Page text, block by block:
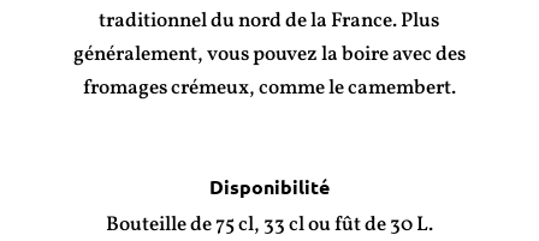
traditionnel du nord de la France. Plus
généralement, vous pouvez la boire avec des
fromages crémeux, comme le camembert.
Disponibilité
Bouteille de 75 cl, 33 cl ou fût de 30 L.